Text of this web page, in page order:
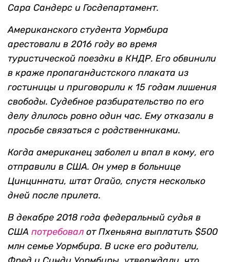
Сара Сандерс и Госдепартамент.
Американского студента Уормбира
арестовали в 2016 году во время
туристической поездки в КНДР. Его обвинили
в краже пропагандистского плаката из
гостиницы и приговорили к 15 годам лишения
свободы. Судебное разбирательство по его
делу длилось ровно один час. Ему отказали в
просьбе связаться с родственниками.
Когда американец заболел и впал в кому, его
отправили в США. Он умер в больнице
Цинциннати, штат Огайо, спустя несколько
дней после прилета.
В декабре 2018 года федеральный судья в
США потребовал от Пхеньяна выплатить $500
млн семье Уормбира. В иске его родители,